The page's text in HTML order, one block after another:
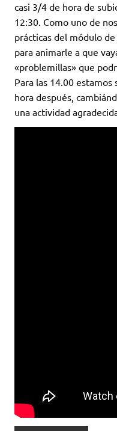
casi 3/4 de hora de
12:30. Como uno de
prácticas del módulo
para animarle a que
«problemillas» que
Para las 14.00
hora después,
una actividad